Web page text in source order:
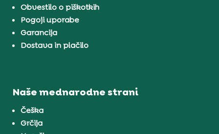
Obvestilo o piškotkih
Pogoji uporabe
Garancija
Dostava in plačilo
Naše mednarodne strani
Češka
Grčija